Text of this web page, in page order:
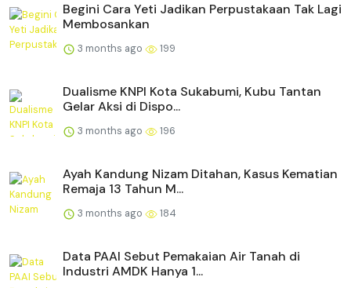
Begini Cara Yeti Jadikan Perpustakaan Tak Lagi
Membosankan
3 months ago 199
Dualisme KNPI Kota Sukabumi, Kubu Tantan
Gelar Aksi di Dispo...
3 months ago 196
Ayah Kandung Nizam Ditahan, Kasus Kematian
Remaja 13 Tahun M...
3 months ago 184
Data PAAI Sebut Pemakaian Air Tanah di
Industri AMDK Hanya 1...